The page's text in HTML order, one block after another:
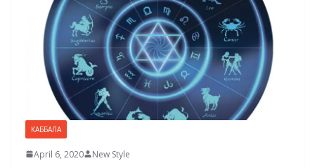
КАББАЛА
April 6, 2020 New Style